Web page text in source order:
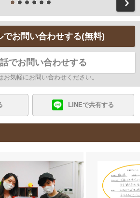
でお問い合わせする(無料)
でお問い合わせする
お気軽にお問い合わせください。
LINEで共有する